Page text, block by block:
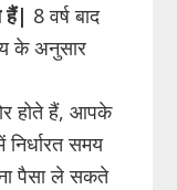
हैं| 8 वर्ष बाद
के अनुसार
होते हैं, आपके
समय
पैसा ले सकते